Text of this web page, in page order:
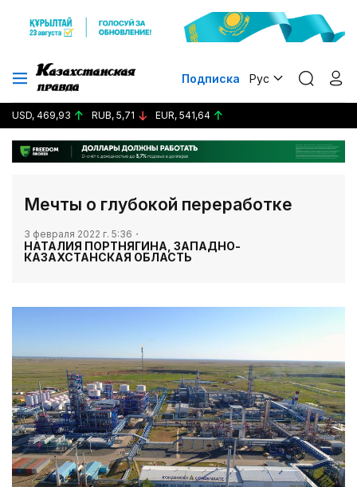
Подписка Рус
USD, 469,93 RUB, 5,71 EUR, 541,64
Мечты о глубокой переработке
3 февраля 2022 г. 5:36
НАТАЛИЯ ПОРТНЯГИНА, ЗАПАДНО-
КАЗАХСТАНСКАЯ ОБЛАСТЬ